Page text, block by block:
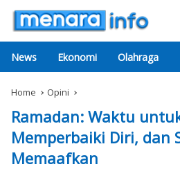
News Ekonomi Olahraga
Home Opini
Ramadan: Waktu
Memperbaiki Diri, dan
Memaafkan